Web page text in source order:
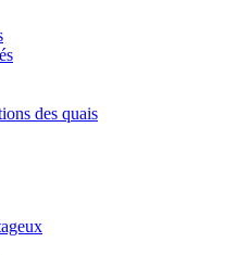
des quais